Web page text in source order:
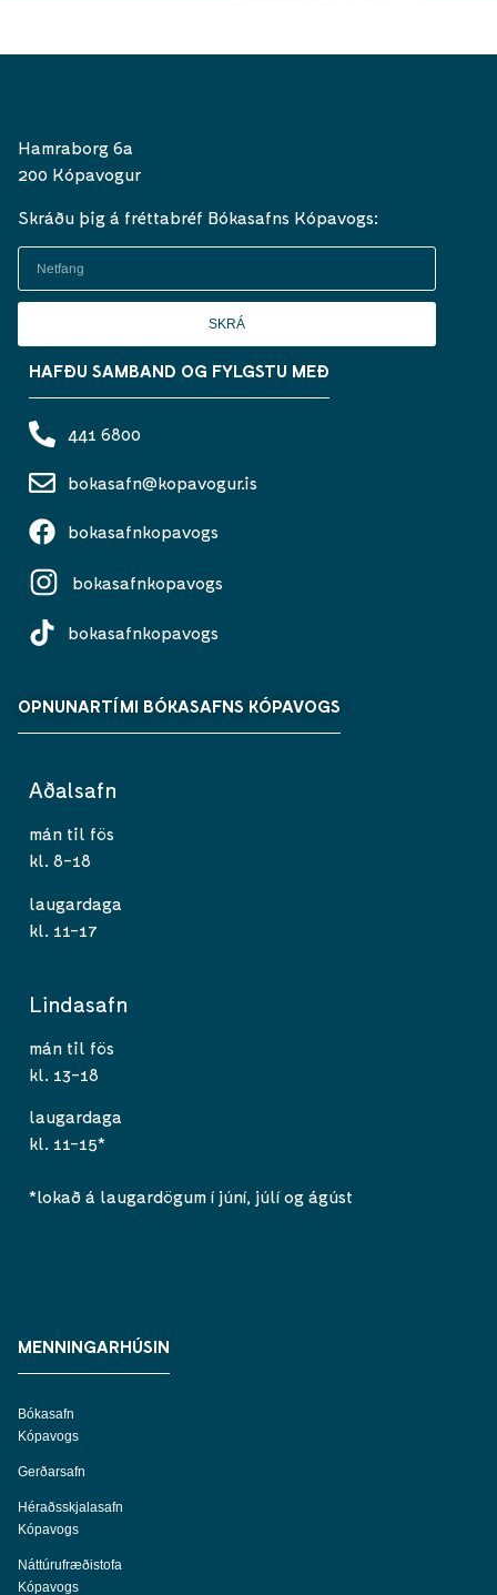
Hamraborg 6a
200 Kópavogur
Skráðu þig á fréttabréf Bókasafns Kópavogs:
SKRÁ
HAFÐU SAMBAND OG FYLGSTU MEÐ
441 6800
bokasafn@kopavogur.is
bokasafnkopavogs
bokasafnkopavogs
bokasafnkopavogs
OPNUNARTÍMI BÓKASAFNS KÓPAVOGS
Aðalsafn
mán til fös
kl. 8-18
laugardaga
kl. 11-17
Lindasafn
mán til fös
kl. 13-18
laugardaga
kl. 11-15*
*lokað á laugardögum í júní, júlí og ágúst
MENNINGARHÚSIN
Bókasafn
Kópavogs
Gerðarsafn
Héraðsskjalasafn
Kópavogs
Náttúrufræðistofa
Kópavogs